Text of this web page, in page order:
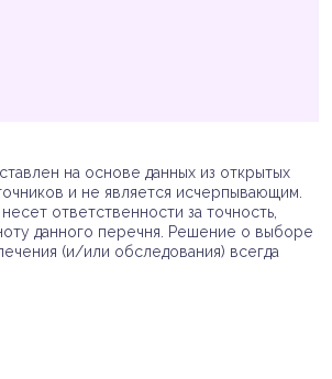
на основе данных из открытых
и не является исчерпывающим.
ответственности за точность,
данного перечня. Решение о выборе
(и/или обследования) всегда